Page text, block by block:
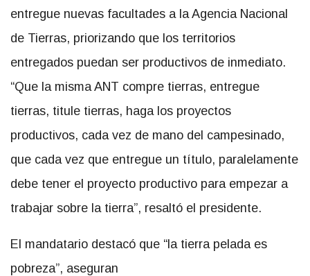
entregue nuevas facultades a la Agencia Nacional
de Tierras, priorizando que los territorios
entregados puedan ser productivos de inmediato.
“Que la misma ANT compre tierras, entregue
tierras, titule tierras, haga los proyectos
productivos, cada vez de mano del campesinado,
que cada vez que entregue un título, paralelamente
debe tener el proyecto productivo para empezar a
trabajar sobre la tierra”, resaltó el presidente.
El mandatario destacó que “la tierra pelada es
pobreza”, aseguran